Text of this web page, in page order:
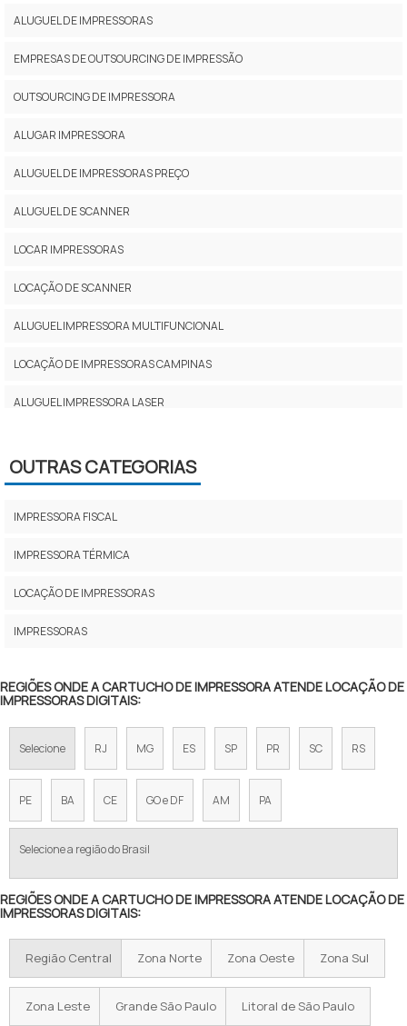
ALUGUEL DE IMPRESSORAS
EMPRESAS DE OUTSOURCING DE IMPRESSÃO
OUTSOURCING DE IMPRESSORA
ALUGAR IMPRESSORA
ALUGUEL DE IMPRESSORAS PREÇO
ALUGUEL DE SCANNER
LOCAR IMPRESSORAS
LOCAÇÃO DE SCANNER
ALUGUEL IMPRESSORA MULTIFUNCIONAL
LOCAÇÃO DE IMPRESSORAS CAMPINAS
ALUGUEL IMPRESSORA LASER
LOCAÇÃO DE IMPRESSORA MULTIFUNCIONAL
ALUGUEL DE IMPRESSORAS ZONA NORTE SP
LOCAÇÃO DE IMPRESSORAS EM SP
LOCAÇÃO DE IMPRESSORAS SÃO PAULO
ALUGUEL IMPRESSORA PREÇO
LOCAÇÃO DE COPIADORAS EM SP
LOCAÇÃO DE IMPRESSORA COLORIDA
LOCAÇÃO DE IMPRESSORAS E COPIADORAS
LOCAÇÃO DE IMPRESSORAS E MULTIFUNCIONAIS
LOCAÇÃO DE MULTIFUNCIONAL SP
SERVIÇO DE LOCAÇÃO DE MULTIFUNCIONAIS
IMPRESSORA TÉRMICA LOCAÇÃO
ONDE ALUGAR IMPRESSORA
LOCAÇÃO DE IMPRESSORAS
OUTRAS CATEGORIAS
IMPRESSORA FISCAL
IMPRESSORA TÉRMICA
LOCAÇÃO DE IMPRESSORAS
IMPRESSORAS
REGIÕES ONDE A CARTUCHO DE IMPRESSORA ATENDE LOCAÇÃO DE
IMPRESSORAS DIGITAIS:
Selecione RJ MG ES SP PR SC RS
PE BA CE GO e DF AM PA
Selecione a região do Brasil
REGIÕES ONDE A CARTUCHO DE IMPRESSORA ATENDE LOCAÇÃO DE
IMPRESSORAS DIGITAIS:
Região Central Zona Norte Zona Oeste Zona Sul
Zona Leste Grande São Paulo Litoral de São Paulo